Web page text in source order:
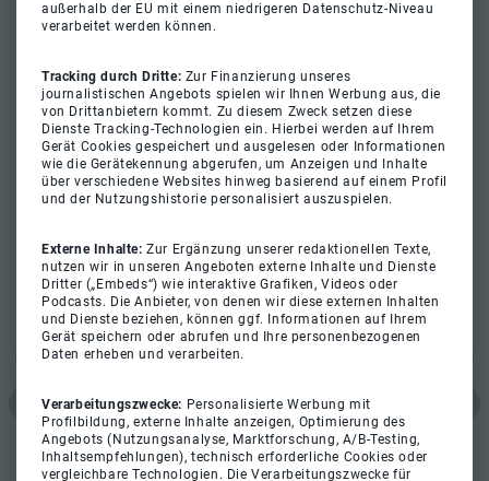
außerhalb der EU mit einem niedrigeren Datenschutz-Niveau
verarbeitet werden können.
Tracking durch Dritte: Zur Finanzierung unseres
journalistischen Angebots spielen wir Ihnen Werbung aus, die
von Drittanbietern kommt. Zu diesem Zweck setzen diese
Dienste Tracking-Technologien ein. Hierbei werden auf Ihrem
Gerät Cookies gespeichert und ausgelesen oder Informationen
wie die Gerätekennung abgerufen, um Anzeigen und Inhalte
über verschiedene Websites hinweg basierend auf einem Profil
und der Nutzungshistorie personalisiert auszuspielen.
Externe Inhalte:Zur Ergänzung unserer redaktionellen Texte,
nutzen wir in unseren Angeboten externe Inhalte und Dienste
Dritter („Embeds“) wie interaktive Grafiken, Videos oder
Podcasts. Die Anbieter, von denen wir diese externen Inhalten
und Dienste beziehen, können ggf. Informationen auf Ihrem
Gerät speichern oder abrufen und Ihre personenbezogenen
Daten erheben und verarbeiten.
Verarbeitungszwecke: Personalisierte Werbung mit
Profilbildung, externe Inhalte anzeigen, Optimierung des
Angebots (Nutzungsanalyse, Marktforschung, A/B-Testing,
Inhaltsempfehlungen), technisch erforderliche Cookies oder
vergleichbare Technologien. Die Verarbeitungszwecke für